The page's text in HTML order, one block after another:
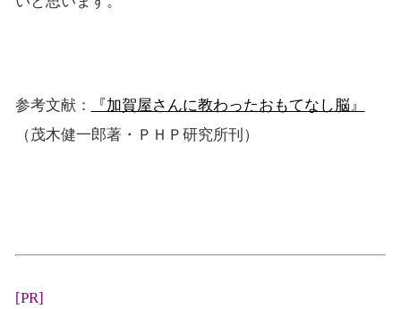
参考文献：
『加賀屋さんに教わったおもてなし脳』
（茂木健一郎著・ＰＨＰ研究所刊）
[PR]